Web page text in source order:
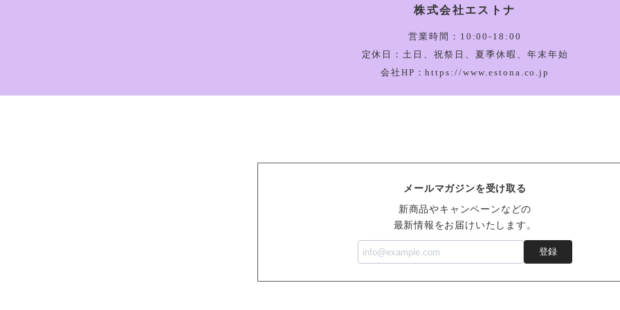
2026/03/05
株式会社エストナ
営業時間：10:00-18:00
定休日：土日、祝祭日、夏季休暇、年末年始
会社HP：https://www.estona.co.jp
メールマガジンを受け取る
新商品やキャンペーンなどの
最新情報をお届けいたします。
登録